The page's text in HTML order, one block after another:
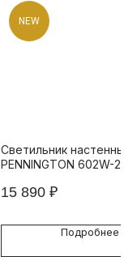
NEW
Светильник настенный
PENNINGTON 602W-2
15 890 ₽
Подробнее